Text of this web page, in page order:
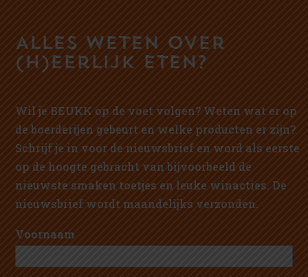
Alles weten over
(h)eerlijk eten?
Wil je BEUKK op de voet volgen? Weten wat er op
de boerderijen gebeurt en welke producten er zijn?
Schrijf je in voor de nieuwsbrief en word als eerste
op de hoogte gebracht van bijvoorbeeld de
nieuwste smaken toetjes en leuke winacties. De
nieuwsbrief wordt maandelijks verzonden.
Voornaam